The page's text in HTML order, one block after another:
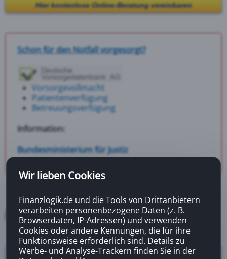
Hier kostenlose Online-Beratung vereinbaren
Schon für den Notfall vorgesorgt?
Vorsorgevollmacht
Patientenverfügung
Betreuungsverfügung
Information:
Bundesministerium für Justiz
Wir lieben Cookies
Finanzlogik.de und die Tools von Drittanbietern
verarbeiten personenbezogene Daten (z. B.
Browserdaten, IP-Adressen) und verwenden
Cookies oder andere Kennungen, die für ihre
Funktionsweise erforderlich sind. Details zu
Werbe- und Analyse-Trackern finden Sie in der